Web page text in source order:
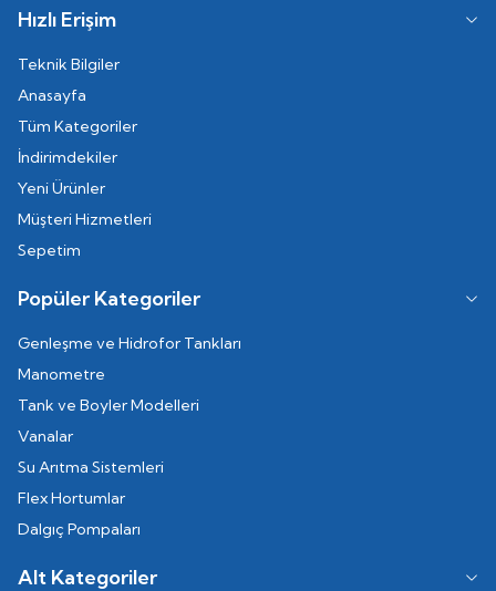
Hızlı Erişim
Teknik Bilgiler
Anasayfa
Tüm Kategoriler
İndirimdekiler
Yeni Ürünler
Müşteri Hizmetleri
Sepetim
Popüler Kategoriler
Genleşme ve Hidrofor Tankları
Manometre
Tank ve Boyler Modelleri
Vanalar
Su Arıtma Sistemleri
Flex Hortumlar
Dalgıç Pompaları
Alt Kategoriler